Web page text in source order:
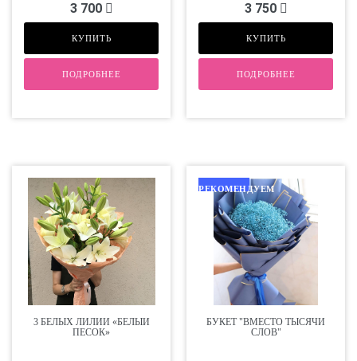
3 700
КУПИТЬ
ПОДРОБНЕЕ
3 750
КУПИТЬ
ПОДРОБНЕЕ
3 БЕЛЫХ ЛИЛИИ «БЕЛЫЙ
ПЕСОК»
РЕКОМЕНДУЕМ
БУКЕТ "ВМЕСТО ТЫСЯЧИ
СЛОВ"